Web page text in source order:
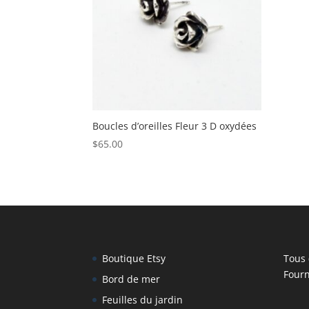
Boucles d’oreilles Fleur 3 D oxydées
$65.00
Boutique Etsy
Bord de mer
Feuilles du jardin